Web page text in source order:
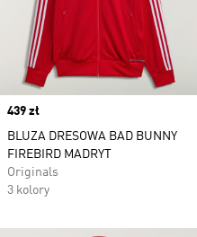
Price
439 zł
BLUZA DRESOWA BAD BUNNY
FIREBIRD MADRYT
Originals
3 kolory